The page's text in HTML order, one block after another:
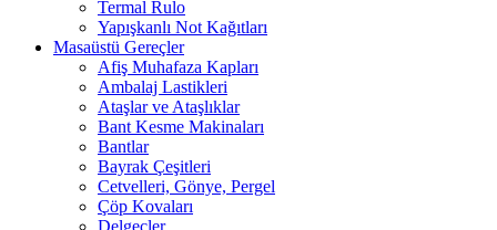
Termal Rulo
Yapışkanlı Not Kağıtları
Masaüstü Gereçler
Afiş Muhafaza Kapları
Ambalaj Lastikleri
Ataşlar ve Ataşlıklar
Bant Kesme Makinaları
Bantlar
Bayrak Çeşitleri
Cetvelleri, Gönye, Pergel
Çöp Kovaları
Delgeçler